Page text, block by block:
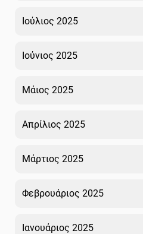
Ιούλιος 2025
Ιούνιος 2025
Μάιος 2025
Απρίλιος 2025
Μάρτιος 2025
Φεβρουάριος 2025
Ιανουάριος 2025